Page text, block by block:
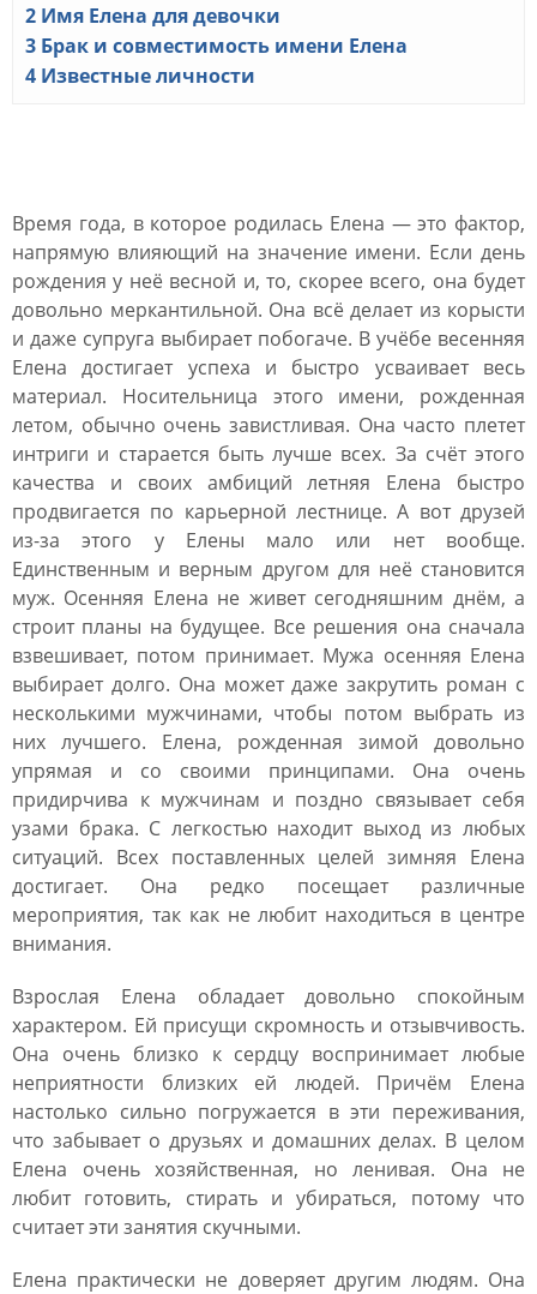
2 Имя Елена для девочки
3 Брак и совместимость имени Елена
4 Известные личности
Время года, в которое родилась Елена — это фактор,
напрямую влияющий на значение имени. Если день
рождения у неё весной и, то, скорее всего, она будет
довольно меркантильной. Она всё делает из корысти
и даже супруга выбирает побогаче. В учёбе весенняя
Елена достигает успеха и быстро усваивает весь
материал. Носительница этого имени, рожденная
летом, обычно очень завистливая. Она часто плетет
интриги и старается быть лучше всех. За счёт этого
качества и своих амбиций летняя Елена быстро
продвигается по карьерной лестнице. А вот друзей
из-за этого у Елены мало или нет вообще.
Единственным и верным другом для неё становится
муж. Осенняя Елена не живет сегодняшним днём, а
строит планы на будущее. Все решения она сначала
взвешивает, потом принимает. Мужа осенняя Елена
выбирает долго. Она может даже закрутить роман с
несколькими мужчинами, чтобы потом выбрать из
них лучшего. Елена, рожденная зимой довольно
упрямая и со своими принципами. Она очень
придирчива к мужчинам и поздно связывает себя
узами брака. С легкостью находит выход из любых
ситуаций. Всех поставленных целей зимняя Елена
достигает. Она редко посещает различные
мероприятия, так как не любит находиться в центре
внимания.
Взрослая Елена обладает довольно спокойным
характером. Ей присущи скромность и отзывчивость.
Она очень близко к сердцу воспринимает любые
неприятности близких ей людей. Причём Елена
настолько сильно погружается в эти переживания,
что забывает о друзьях и домашних делах. В целом
Елена очень хозяйственная, но ленивая. Она не
любит готовить, стирать и убираться, потому что
считает эти занятия скучными.
Елена практически не доверяет другим людям. Она